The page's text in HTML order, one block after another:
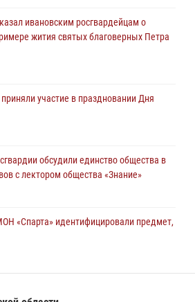
Росгвардии задержаны
краж
Руси
ивановским росгвардейцам о
жития святых благоверных Петра
участие в праздновании Дня
обсудили единство общества в
с лектором общества «Знание»
«Спарта» идентифицировали предмет,